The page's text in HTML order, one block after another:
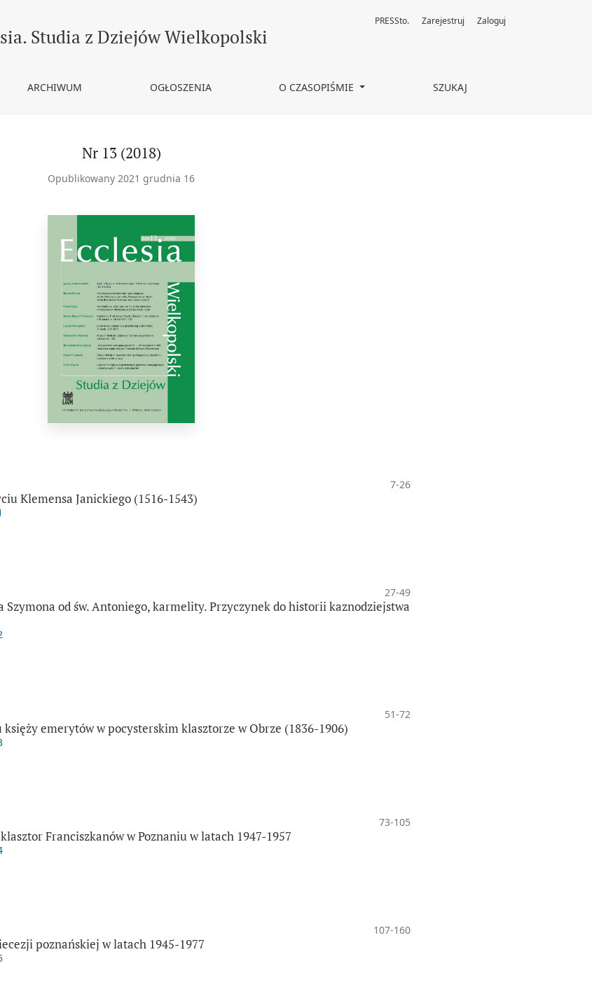
Studia z Dziejów Wielkopolski
ARCHIWUM OGŁOSZENIA O CZASOPIŚMIE SZUKAJ
PRESSto. Zarejestruj Zaloguj
Nr 13 (2018)
Opublikowany 2021 grudnia 16
7-26
Klemensa Janickiego (1516-1543)
27-49
od św. Antoniego, karmelity. Przyczynek do historii kaznodziejstwa
51-72
emerytów w pocysterskim klasztorze w Obrze (1836-1906)
73-105
Franciszkanów w Poznaniu w latach 1947-1957
107-160
poznańskiej w latach 1945-1977